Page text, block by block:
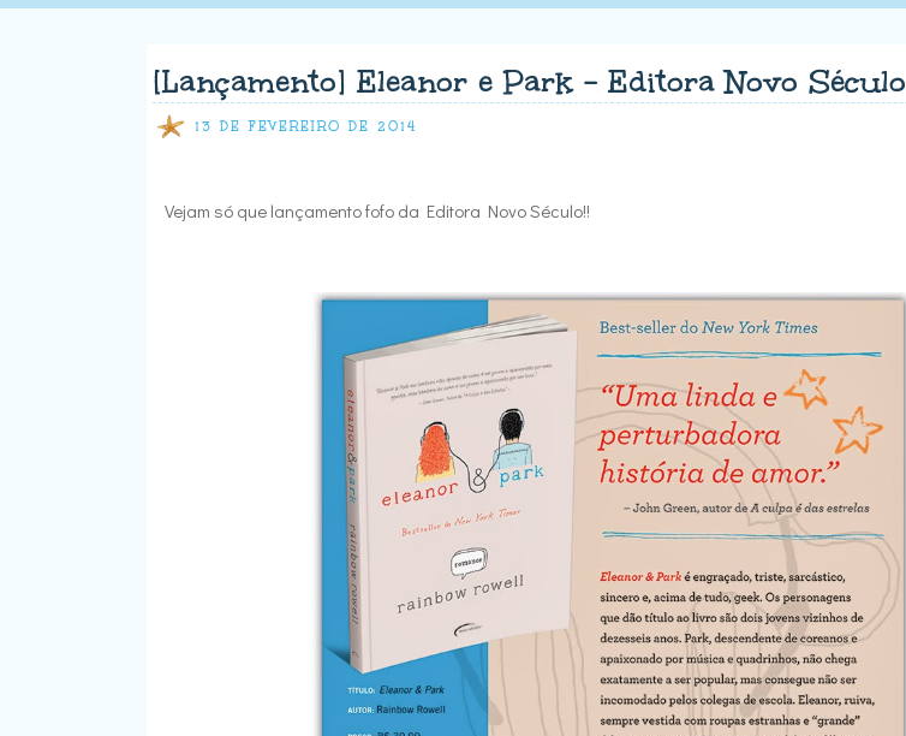
[Lançamento] Eleanor e Park - Editora Novo Século
13 DE FEVEREIRO DE 2014
Vejam só que lançamento fofo da Editora Novo Século!!